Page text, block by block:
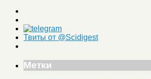
Твиты от @Scidigest
Метки